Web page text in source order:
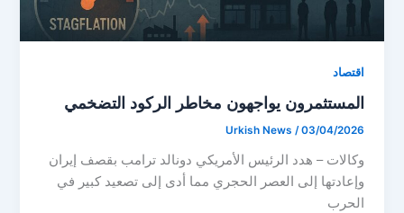
اقتصاد
المستثمرون يواجهون مخاطر الركود التضخمي
Urkish News /03/04/2026
وكالات – هدد الرئيس الأمريكي دونالد ترامب بقصف إيران
وإعادتها إلى العصر الحجري مما أدى إلى تصعيد كبير في
الحرب